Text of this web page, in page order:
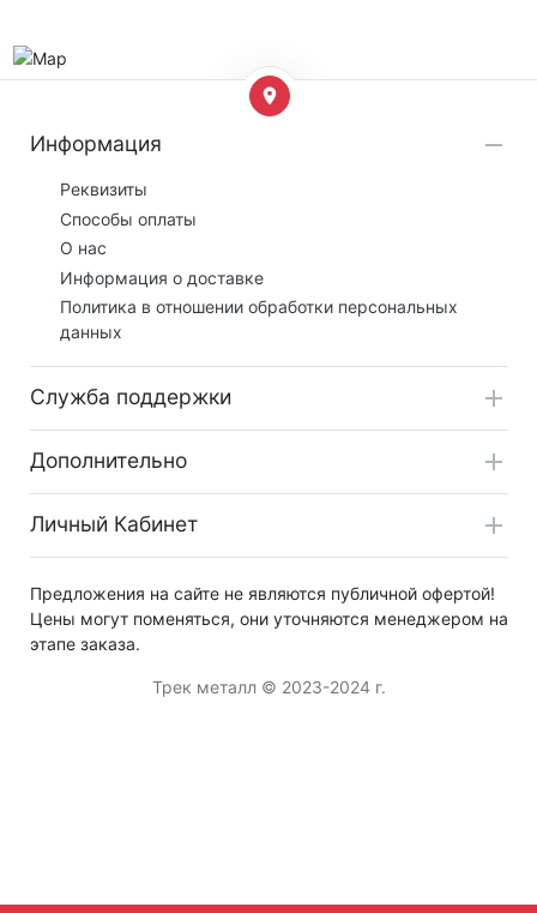
Информация
Реквизиты
Способы оплаты
О нас
Информация о доставке
Политика в отношении обработки персональных
данных
Служба поддержки
Дополнительно
Личный Кабинет
Предложения на сайте не являются публичной офертой!
Цены могут поменяться, они уточняются менеджером на
этапе заказа.
Трек металл © 2023-2024 г.